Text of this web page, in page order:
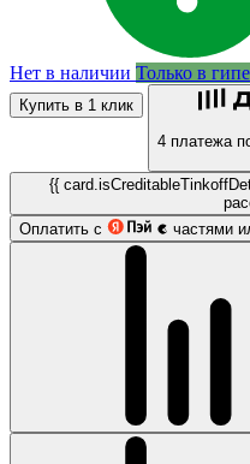
Нет в наличии Только в
Купить в 1 клик
4 платежа
{{
Оплатить с
частями